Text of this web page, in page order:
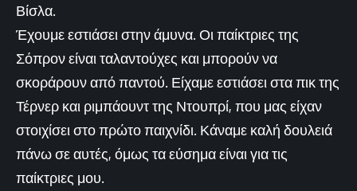
Βίσλα.
Έχουμε εστιάσει στην άμυνα. Οι παίκτριες της
Σόπρον είναι ταλαντούχες και μπορούν να
σκοράρουν από παντού. Είχαμε εστιάσει στα πικ της
Τέρνερ και ριμπάουντ της Ντουπρί, που μας είχαν
στοιχίσει στο πρώτο παιχνίδι. Κάναμε καλή δουλειά
πάνω σε αυτές, όμως τα εύσημα είναι για τις
παίκτριες μου.